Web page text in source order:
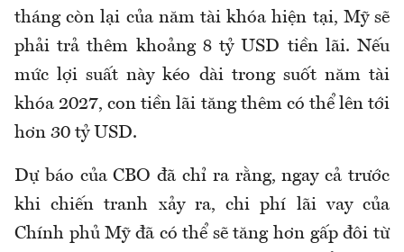
tháng còn lại của năm tài khóa hiện tại, Mỹ sẽ
phải trả thêm khoảng 8 tỷ USD tiền lãi. Nếu
mức lợi suất này kéo dài trong suốt năm tài
khóa 2027, con tiền lãi tăng thêm có thể lên tới
hơn 30 tỷ USD.
Dự báo của CBO đã chỉ ra rằng, ngay cả trước
khi chiến tranh xảy ra, chi phí lãi vay của
Chính phủ Mỹ đã có thể sẽ tăng hơn gấp đôi từ